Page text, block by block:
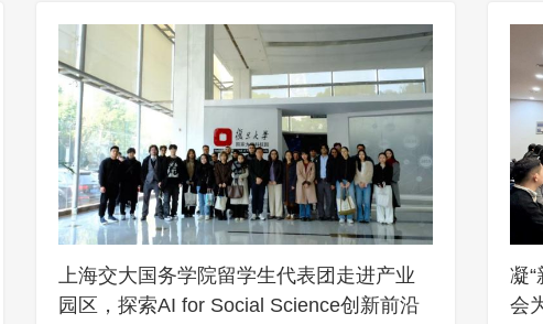
上海交大国务学院留学生代表团走进产业
园区，探索AI for Social Science创新前沿
凝
会